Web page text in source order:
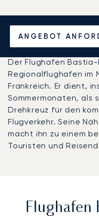
ANGEBOT
Privatjet
Flughafen
Der Flughafen Bastia-
Regionalflughafen im
Frankreich. Er dient,
Sommermonaten, als
Drehkreuz für den
Flugverkehr. Seine
macht ihn zu einem
Touristen und
Flughafen